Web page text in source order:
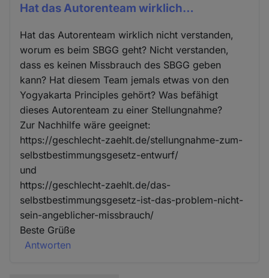
Hat das Autorenteam wirklich…
Hat das Autorenteam wirklich nicht verstanden,
worum es beim SBGG geht? Nicht verstanden,
dass es keinen Missbrauch des SBGG geben
kann? Hat diesem Team jemals etwas von den
Yogyakarta Principles gehört? Was befähigt
dieses Autorenteam zu einer Stellungnahme?
Zur Nachhilfe wäre geeignet:
https://geschlecht-zaehlt.de/stellungnahme-zum-
selbstbestimmungsgesetz-entwurf/
und
https://geschlecht-zaehlt.de/das-
selbstbestimmungsgesetz-ist-das-problem-nicht-
sein-angeblicher-missbrauch/
Beste Grüße
Antworten